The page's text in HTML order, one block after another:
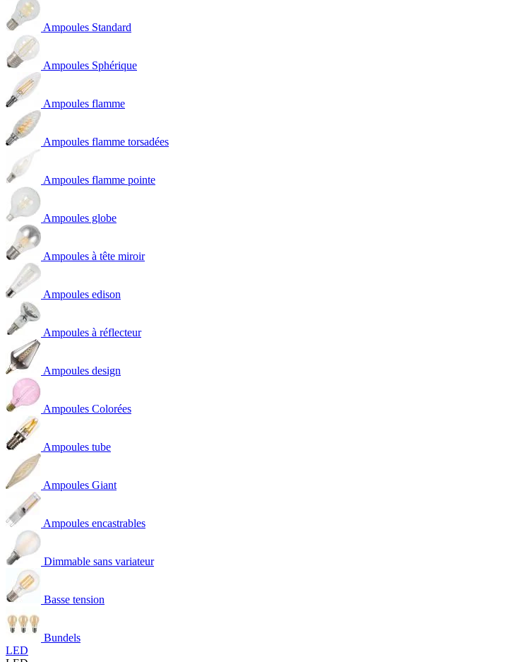
Ampoules Standard
Ampoules Sphérique
Ampoules flamme
Ampoules flamme torsadées
Ampoules flamme pointe
Ampoules globe
Ampoules à tête miroir
Ampoules edison
Ampoules à réflecteur
Ampoules design
Ampoules Colorées
Ampoules tube
Ampoules Giant
Ampoules encastrables
Dimmable sans variateur
Basse tension
Bundels
LED